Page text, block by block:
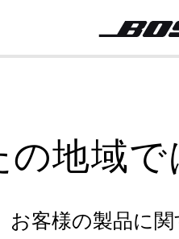
の地域
客様の製品に